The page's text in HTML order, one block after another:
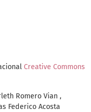
Creative Commons
Romero Vian ,
Federico Acosta